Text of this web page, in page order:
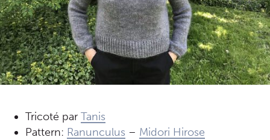
Tricoté parTanis
Pattern: Ranunculus – Midori Hirose